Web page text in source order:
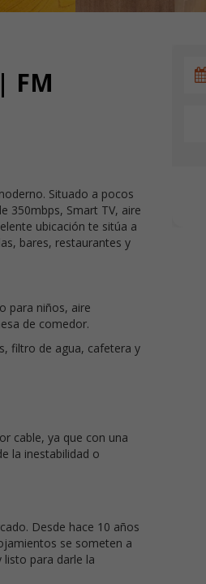
FM
Situado a pocos
350mbps, Smart TV, aire
ubicación te sitúa a
bares, restaurantes y
para niños, aire
de comedor.
filtro de agua, cafetera y
cable, ya que con una
la inestabilidad o
Desde hace 10 años
se someten a
para darle la